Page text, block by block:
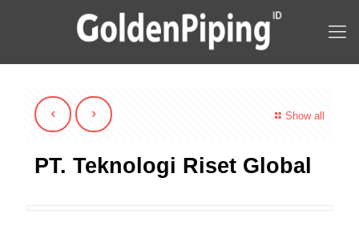
Show all
PT. Teknologi Riset Global